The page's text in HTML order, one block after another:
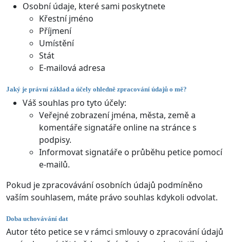
Osobní údaje, které sami poskytnete
Křestní jméno
Příjmení
Umístění
Stát
E-mailová adresa
Jaký je právní základ a účely ohledně zpracování údajů o mě?
Váš souhlas pro tyto účely:
Veřejné zobrazení jména, města, země a
komentáře signatáře online na stránce s
podpisy.
Informovat signatáře o průběhu petice pomocí
e-mailů.
Pokud je zpracovávání osobních údajů podmíněno
vaším souhlasem, máte právo souhlas kdykoli odvolat.
Doba uchovávání dat
Autor této petice se v rámci smlouvy o zpracování údajů